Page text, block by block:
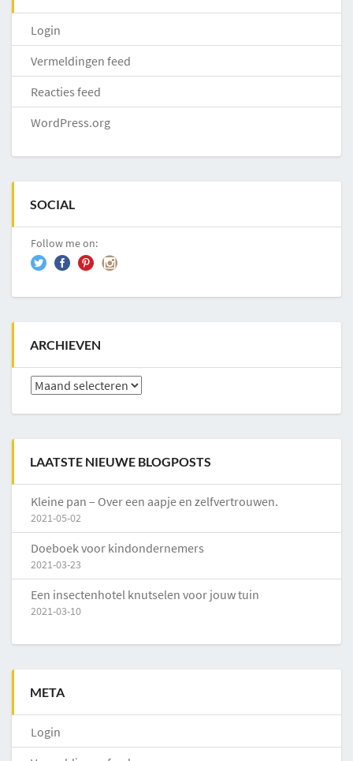
Login
Vermeldingen feed
Reacties feed
WordPress.org
SOCIAL
Follow me on:
ARCHIEVEN
Archieven
LAATSTE NIEUWE BLOGPOSTS
Kleine pan – Over een aapje en zelfvertrouwen.
2021-05-02
Doeboek voor kindondernemers
2021-03-23
Een insectenhotel knutselen voor jouw tuin
2021-03-10
META
Login